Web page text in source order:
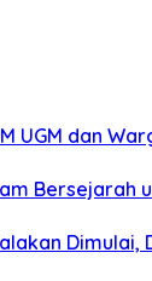
UGM dan